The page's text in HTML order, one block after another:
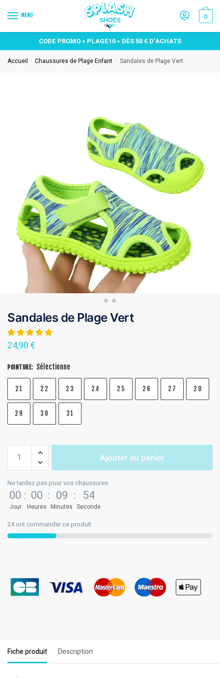
MENU 0
CODE PROMO « PLAGE10 » DÈS 50 € D’ACHATS
Accueil / Chaussures de Plage Enfant / Sandales de Plage Vert
Sandales de Plage Vert
24,90€
POINTURE: Sélectionne
21 22 23 24 25 26 27 28
29 30 31
Ajouter au panier
Ne tardez pas pour vos chaussures
00
Jour
: 00
Heures
: 09
Minutes
: 53
Seconde
24 ont commander ce produit
Fiche produit Description